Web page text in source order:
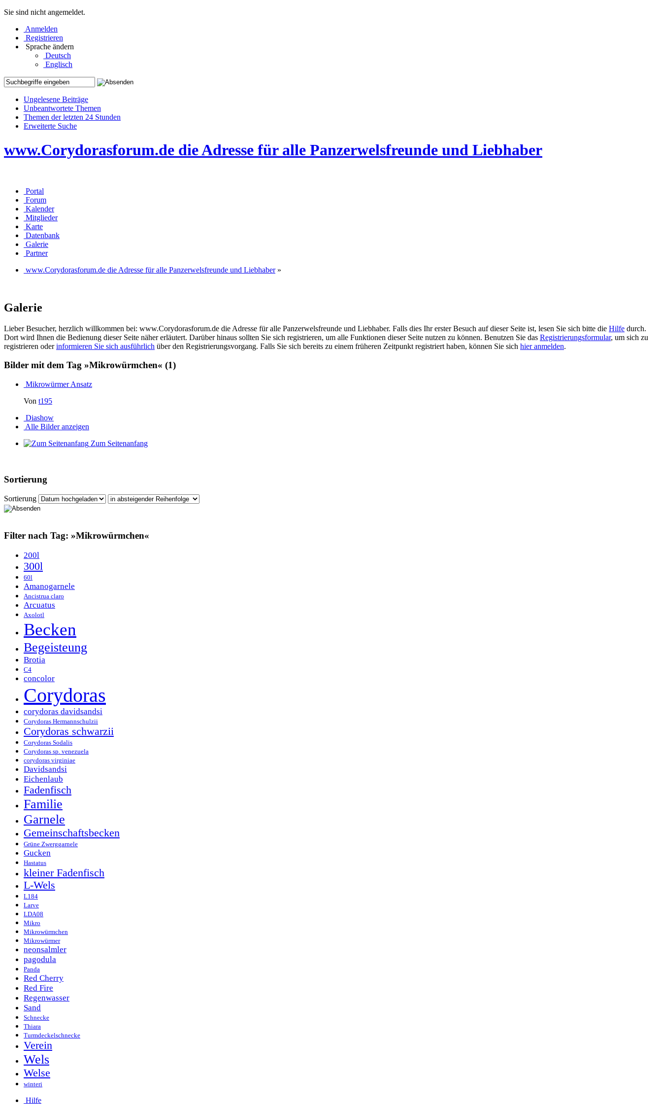
Sie sind nicht angemeldet.
Anmelden
Registrieren
Sprache ändern
Deutsch
Englisch
Ungelesene Beiträge
Unbeantwortete Themen
Themen der letzten 24 Stunden
Erweiterte Suche
www.Corydorasforum.de die Adresse für alle Panzerwelsfreunde und Liebhaber
Portal
Forum
Kalender
Mitglieder
Karte
Datenbank
Galerie
Partner
www.Corydorasforum.de die Adresse für alle Panzerwelsfreunde und Liebhaber»
Galerie
Lieber Besucher, herzlich willkommen bei: www.Corydorasforum.de die Adresse für alle Panzerwelsfreunde und Liebhaber. Falls dies Ihr erster Besuch auf dieser Seite ist, lesen Sie sich bitte die Hilfe durch.
Dort wird Ihnen die Bedienung dieser Seite näher erläutert. Darüber hinaus sollten Sie sich registrieren, um alle Funktionen dieser Seite nutzen zu können. Benutzen Sie das Registrierungsformular, um sich zu
registrieren oderinformieren Sie sich ausführlich über den Registrierungsvorgang. Falls Sie sich bereits zu einem früheren Zeitpunkt registriert haben, können Sie sich hier anmelden.
Bilder mit dem Tag »Mikrowürmchen« (1)
Mikrowürmer Ansatz
Von t195
Diashow
Alle Bilder anzeigen
Zum Seitenanfang
Sortierung
Sortierung
Filter nach Tag: »Mikrowürmchen«
200l
300l
60l
Amanogarnele
Ancistrua claro
Arcuatus
Axolotl
Becken
Begeisteung
Brotia
C4
concolor
Corydoras
corydoras davidsandsi
Corydoras Hermannschulzii
Corydoras schwarzii
Corydoras Sodalis
Corydoras sp. venezuela
corydoras virginiae
Davidsandsi
Eichenlaub
Fadenfisch
Familie
Garnele
Gemeinschaftsbecken
Grüne Zwerggarnele
Gucken
Hastatus
kleiner Fadenfisch
L-Wels
L184
Larve
LDA08
Mikro
Mikrowürmchen
Mikrowürmer
neonsalmler
pagodula
Panda
Red Cherry
Red Fire
Regenwasser
Sand
Schnecke
Thiara
Turmdeckelschnecke
Verein
Wels
Welse
winteri
Hilfe